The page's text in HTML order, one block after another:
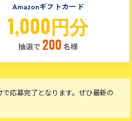
Amazonギフトカード
1,000円分
抽選で 200 名様
応募完了となります。ぜひ最新の